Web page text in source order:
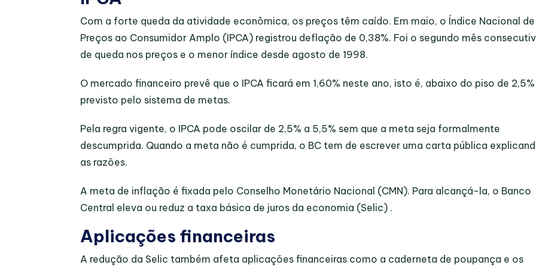
Com a forte queda da atividade econômica, os preços têm caído. Em maio, o Índice Nacional de
Preços ao Consumidor Amplo (IPCA) registrou deflação de 0,38%. Foi o segundo mês
de queda nos preços e o menor índice desde agosto de 1998.
O mercado financeiro prevê que o IPCA ficará em 1,60% neste ano, isto é, abaixo do piso de 2,5%
previsto pelo sistema de metas.
Pela regra vigente, o IPCA pode oscilar de 2,5% a 5,5% sem que a meta seja formalmente
descumprida. Quando a meta não é cumprida, o BC tem de escrever uma carta pública
as razões.
A meta de inflação é fixada pelo Conselho Monetário Nacional (CMN). Para alcançá-la, o Banco
Central eleva ou reduz a taxa básica de juros da economia (Selic) .
Aplicações financeiras
A redução da Selic também afeta aplicações financeiras como a caderneta de poupança e os